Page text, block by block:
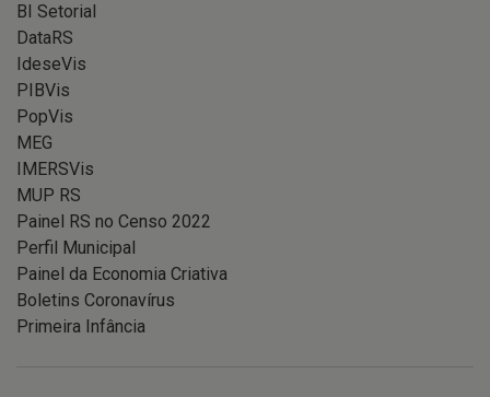
BI Setorial
DataRS
IdeseVis
PIBVis
PopVis
MEG
IMERSVis
MUP RS
Painel RS no Censo 2022
Perfil Municipal
Painel da Economia Criativa
Boletins Coronavírus
Primeira Infância